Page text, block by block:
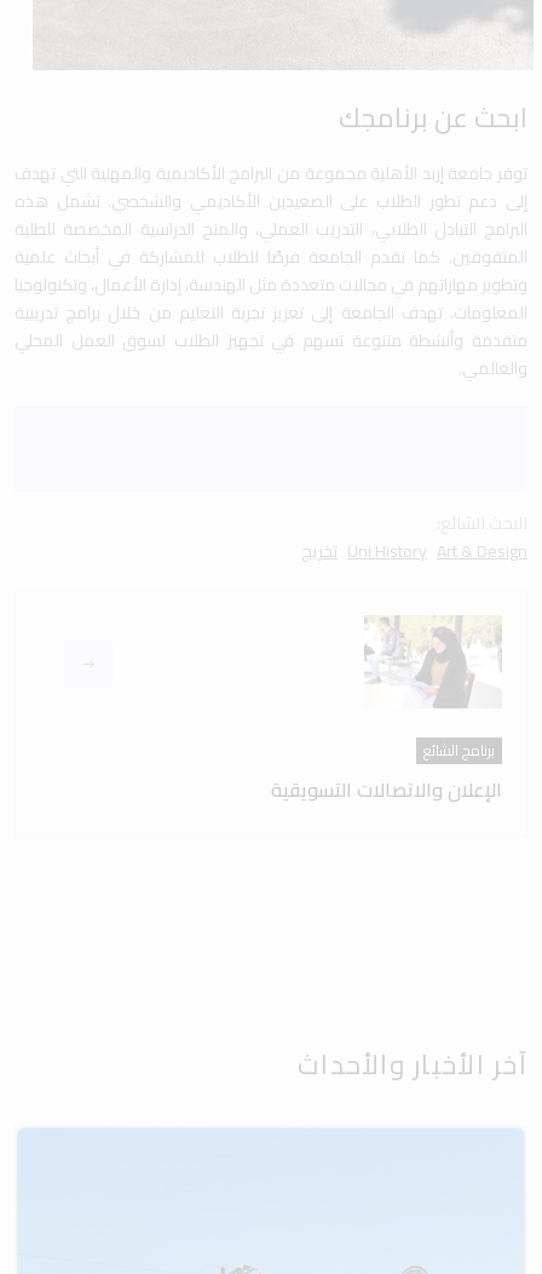
ابحث عن برنامجك
توفر جامعة إربد الأهلية مجموعة من البرامج الأكاديمية والمهنية التي تهدف
إلى دعم تطور الطلاب على الصعيدين الأكاديمي والشخصي. تشمل هذه
البرامج التبادل الطلابي، التدريب العملي، والمنح الدراسية المخصصة للطلبة
المتفوقين. كما تقدم الجامعة فرصًا للطلاب للمشاركة في أبحاث علمية
وتطوير مهاراتهم في مجالات متعددة مثل الهندسة، إدارة الأعمال، وتكنولوجيا
المعلومات. تهدف الجامعة إلى تعزيز تجربة التعليم من خلال برامج تدريبية
متقدمة وأنشطة متنوعة تسهم في تجهيز الطلاب لسوق العمل المحلي
والعالمي.
Art & Design
Uni History تخريج
برنامج الشائع
الإعلان والاتصالات التسويقية
آخر الأخبار والأحداث